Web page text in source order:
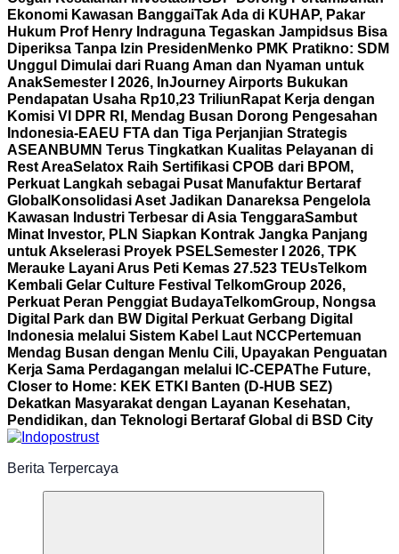
Ekonomi Kawasan BanggaiTak Ada di KUHAP, Pakar
Hukum Prof Henry Indraguna Tegaskan Jampidsus Bisa
Diperiksa Tanpa Izin Presiden Menko PMK Pratikno: SDM
Unggul Dimulai dari Ruang Aman dan Nyaman untuk
AnakSemester I 2026, InJourney Airports Bukukan
Pendapatan Usaha Rp10,23 Triliun Rapat Kerja dengan
Komisi VI DPR RI, Mendag Busan Dorong Pengesahan
Indonesia-EAEU FTA dan Tiga Perjanjian Strategis
ASEAN BUMN Terus Tingkatkan Kualitas Pelayanan di
Rest AreaSelatox Raih Sertifikasi CPOB dari BPOM,
Perkuat Langkah sebagai Pusat Manufaktur Bertaraf
Global Konsolidasi Aset Jadikan Danareksa Pengelola
Kawasan Industri Terbesar di Asia TenggaraSambut
Minat Investor, PLN Siapkan Kontrak Jangka Panjang
untuk Akselerasi Proyek PSELSemester I 2026, TPK
Merauke Layani Arus Peti Kemas 27.523 TEUsTelkom
Kembali Gelar Culture Festival TelkomGroup 2026,
Perkuat Peran Penggiat BudayaTelkomGroup, Nongsa
Digital Park dan BW Digital Perkuat Gerbang Digital
Indonesia melalui Sistem Kabel Laut NCC Pertemuan
Mendag Busan dengan Menlu Cili, Upayakan Penguatan
Kerja Sama Perdagangan melalui IC-CEPAThe Future,
Closer to Home: KEK ETKI Banten (D-HUB SEZ)
Dekatkan Masyarakat dengan Layanan Kesehatan,
Pendidikan, dan Teknologi Bertaraf Global di BSD City
Berita Terpercaya